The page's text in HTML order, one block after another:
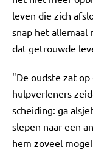
leven die zich
snap het
dat getrouwde
"De oudste zat
hulpverleners
scheiding: ga
slepen naar een
hem zoveel